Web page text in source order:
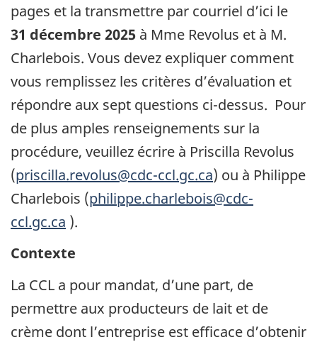
pages et la transmettre par courriel d’ici le
31 décembre 2025 à Mme Revolus et à M.
Charlebois. Vous devez expliquer comment
vous remplissez les critères d’évaluation et
répondre aux sept questions ci-dessus. Pour
de plus amples renseignements sur la
procédure, veuillez écrire à Priscilla Revolus
(priscilla.revolus@cdc-ccl.gc.ca) ou à Philippe
Charlebois (philippe.charlebois@cdc-
ccl.gc.ca ).
Contexte
La CCL a pour mandat, d’une part, de
permettre aux producteurs de lait et de
crème dont l’entreprise est efficace d’obtenir